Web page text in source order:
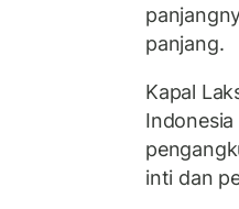
panjang.
Kapal
inti dan